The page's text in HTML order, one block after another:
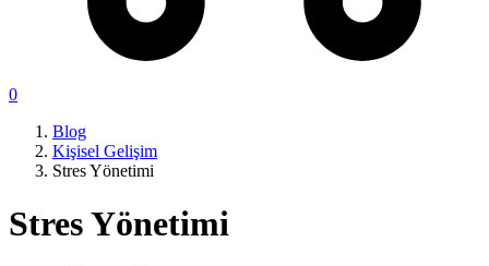
0
Blog
Kişisel Gelişim
Stres Yönetimi
Stres Yönetimi